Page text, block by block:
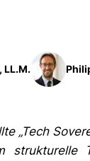
LL.M.
„Tech
strukturelle